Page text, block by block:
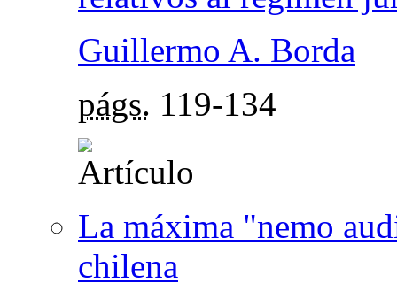
Guillermo A. Borda
págs. 119-134
La máxima "nemo
chilena